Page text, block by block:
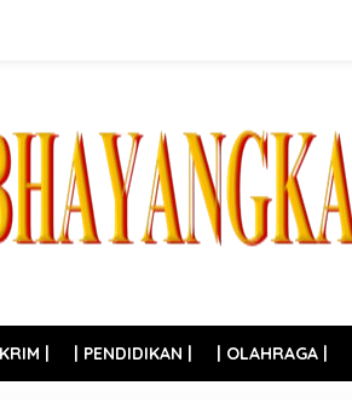
| | PENDIDIKAN | | OLAHRAGA |